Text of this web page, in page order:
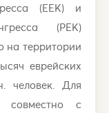
(ЕЕК) и
(РЕК)
на территории
еврейских
человек. Для
совместно с